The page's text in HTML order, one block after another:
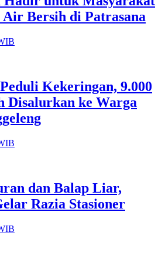
Air Bersih di Patrasana
Kekeringan, 9.000
ke Warga
dan Balap Liar,
Razia Stasioner